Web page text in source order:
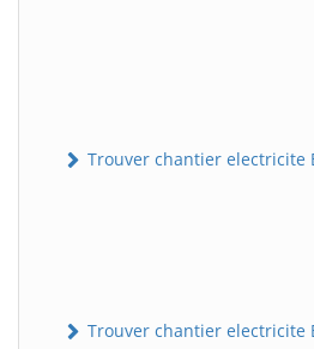
Trouver chantier electricite
Trouver chantier electricite